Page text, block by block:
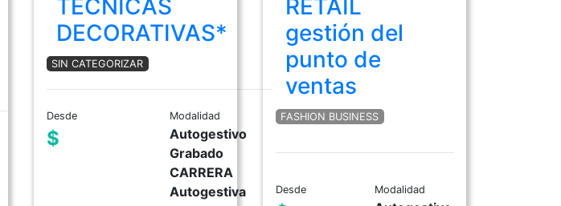
TECNICAS
DECORATIVAS*
SIN CATEGORIZAR
Desde
$
Modalidad
Autogestivo
Grabado
CARRERA
Autogestiva
RETAIL
gestión del
punto de
ventas
FASHION BUSINESS
Desde Modalidad